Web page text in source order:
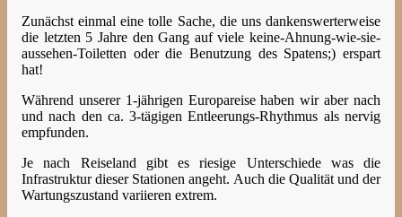
Zunächst einmal eine tolle Sache, die uns dankenswerterweise
die letzten 5 Jahre den Gang auf viele keine-Ahnung-wie-sie-
aussehen-Toiletten oder die Benutzung des Spatens;) erspart
hat!
Während unserer 1-jährigen Europareise haben wir aber nach
und nach den ca. 3-tägigen Entleerungs-Rhythmus als nervig
empfunden.
Je nach Reiseland gibt es riesige Unterschiede was die
Infrastruktur dieser Stationen angeht. Auch die Qualität und der
Wartungszustand variieren extrem.